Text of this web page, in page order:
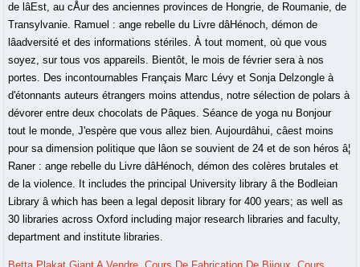
de lâEst, au cÅur des anciennes provinces de Hongrie, de Roumanie, de
Transylvanie. Ramuel : ange rebelle du Livre dâHénoch, démon de
lâadversité et des informations stériles. À tout moment, où que vous
soyez, sur tous vos appareils. Bientôt, le mois de février sera à nos
portes. Des incontournables Français Marc Lévy et Sonja Delzongle à
d'étonnants auteurs étrangers moins attendus, notre sélection de polars à
dévorer entre deux chocolats de Pâques. Séance de yoga nu Bonjour
tout le monde, J'espère que vous allez bien. Aujourdâhui, câest moins
pour sa dimension politique que lâon se souvient de 24 et de son héros â¦
Raner : ange rebelle du Livre dâHénoch, démon des colères brutales et
de la violence. It includes the principal University library â the Bodleian
Library â which has been a legal deposit library for 400 years; as well as
30 libraries across Oxford including major research libraries and faculty,
department and institute libraries.